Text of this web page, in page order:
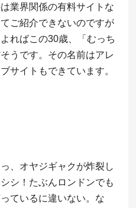
業界関係の有料サイトな
ご紹介できないのですが
ればこの30歳、「むっち
うです。その名前はアレ
サイトもできています。
、オヤジギャクが炸裂し
シ！たぶんロンドンでも
ているに違いない。な